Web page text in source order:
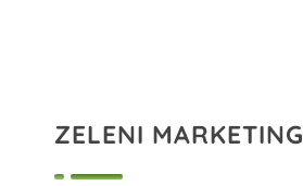
ZELENI MARKETING